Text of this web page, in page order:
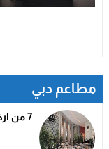
مطاعم دبي
7 من ارخص مطاعم دبي مول تستحق الزيارة